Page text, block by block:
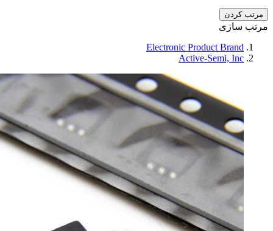
مرتب کردن
مرتب سازی
Electronic Product Brand
Active-Semi, Inc